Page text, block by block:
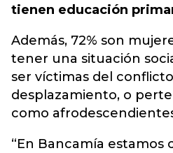
tienen educación
Además, 72% son
tener una situación
ser víctimas del
desplazamiento, o
como
“En Bancamía